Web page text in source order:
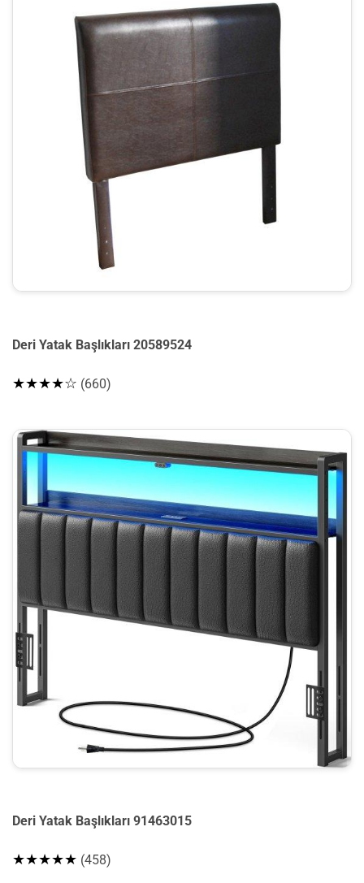
Deri Yatak Başlıkları 20589524
★★★★☆ (660)
Deri Yatak Başlıkları 91463015
★★★★★ (458)